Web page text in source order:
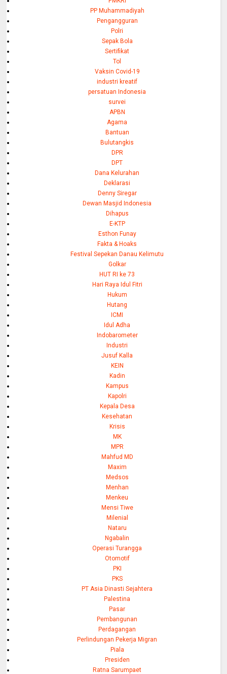
PP Muhammadiyah
Pengangguran
Polri
Sepak Bola
Sertifikat
Tol
Vaksin Covid-19
industri kreatif
persatuan Indonesia
survei
APBN
Agama
Bantuan
Bulutangkis
DPR
DPT
Dana Kelurahan
Deklarasi
Denny Siregar
Dewan Masjid Indonesia
Dihapus
E-KTP
Esthon Funay
Fakta & Hoaks
Festival Sepekan Danau Kelimutu
Golkar
HUT RI ke 73
Hari Raya Idul Fitri
Hukum
Hutang
ICMI
Idul Adha
Indobarometer
Industri
Jusuf Kalla
KEIN
Kadin
Kampus
Kapolri
Kepala Desa
Kesehatan
Krisis
MK
MPR
Mahfud MD
Maxim
Medsos
Menhan
Menkeu
Mensi Tiwe
Milenial
Nataru
Ngabalin
Operasi Turangga
Otomotif
PKI
PKS
PT Asia Dinasti Sejahtera
Palestina
Pasar
Pembangunan
Perdagangan
Perlindungan Pekerja Migran
Piala
Presiden
Ratna Sarumpaet